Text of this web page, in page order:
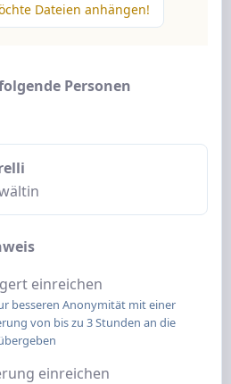
Dateien anhängen!
Personen
einreichen
besseren Anonymität mit einer
von bis zu 3 Stunden an die
einreichen